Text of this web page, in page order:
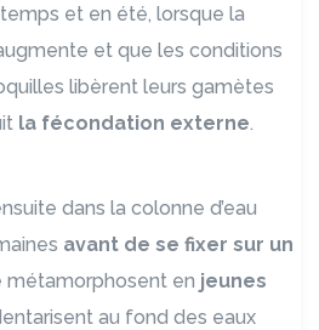
et en été, lorsque la
et que les conditions
libèrent leurs gamètes
la fécondation externe.
dans la colonne d’eau
avant de se fixer sur un
métamorphosent en jeunes
au fond des eaux